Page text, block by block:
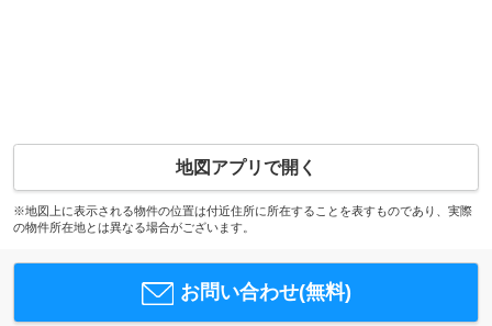
地図アプリで開く
※地図上に表示される物件の位置は付近住所に所在することを表すものであり、実際
の物件所在地とは異なる場合がございます。
お問い合わせ(無料)